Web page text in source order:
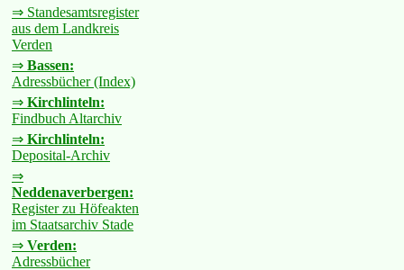
⇒ Standesamtsregister
aus dem Landkreis
Verden
⇒ Bassen:
Adressbücher (Index)
⇒ Kirchlinteln:
Findbuch Altarchiv
⇒ Kirchlinteln:
Deposital-Archiv
⇒
Neddenaverbergen:
Register zu Höfeakten
im Staatsarchiv Stade
⇒ Verden:
Adressbücher